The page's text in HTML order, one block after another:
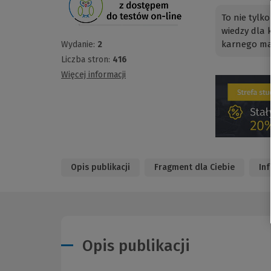
Wydanie: 2
Liczba stron: 416
Więcej informacji
To nie
wiedzy dla
karnego
Opis publikacji Fragment dla Ciebie
Opis publikacji